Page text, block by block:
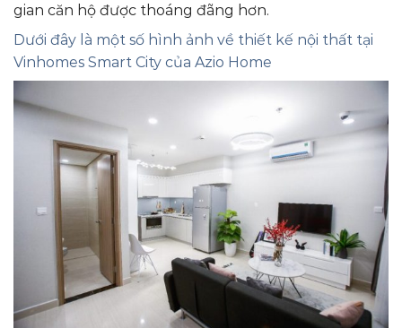
gian căn hộ được thoáng đãng hơn.
Dưới đây là một số hình ảnh về thiết kế nội thất tại
Vinhomes Smart City của Azio Home